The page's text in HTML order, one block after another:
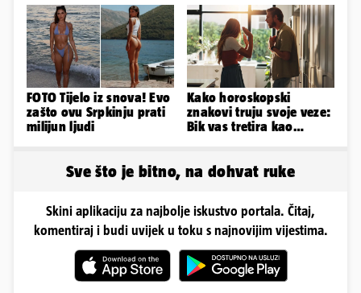
satu...
FOTO Tijelo iz snova! Evo
zašto ovu Srpkinju prati
milijun ljudi
Kako horoskopski
znakovi truju svoje veze:
Bik vas tretira kao
Sve što je bitno, na dohvat ruke
Skini aplikaciju za najbolje iskustvo portala. Čitaj,
komentiraj i budi uvijek u toku s najnovijim vijestima.